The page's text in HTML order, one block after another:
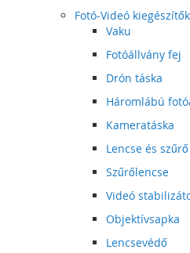
Fotó-Videó kiegészítők
Vaku
Fotóállvány fej
Drón táska
Háromlábú
Kameratáska
Lencse és szűrő
Szűrőlencse
Videó
Objektívsapka
Lencsevédő